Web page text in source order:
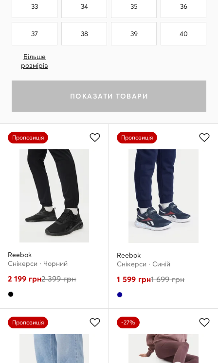
33 34 35 36
37 38 39 40
Більше
розмірів
ПОКАЗАТИ ТОВАРИ
Пропозиція
Reebok
Снікерcи · Чорний
2 199 грн2 399грн
Пропозиція
Reebok
Снікерcи · Cиній
1 599 грн1 699грн
Пропозиція -27%